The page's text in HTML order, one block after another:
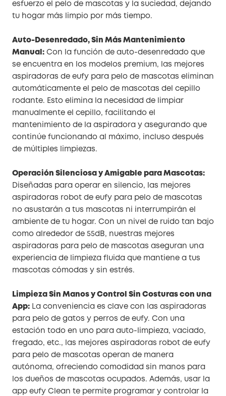
esfuerzo el pelo de mascotas y la suciedad, dejando
tu hogar más limpio por más tiempo.
Auto-Desenredado, Sin Más Mantenimiento
Manual: Con la función de auto-desenredado que
se encuentra en los modelos premium, las mejores
aspiradoras de eufy para pelo de mascotas eliminan
automáticamente el pelo de mascotas del cepillo
rodante. Esto elimina la necesidad de limpiar
manualmente el cepillo, facilitando el
mantenimiento de la aspiradora y asegurando que
continúe funcionando al máximo, incluso después
de múltiples limpiezas.
Operación Silenciosa y Amigable para Mascotas:
Diseñadas para operar en silencio, las mejores
aspiradoras robot de eufy para pelo de mascotas
no asustarán a tus mascotas ni interrumpirán el
ambiente de tu hogar. Con un nivel de ruido tan bajo
como alrededor de 55dB, nuestras mejores
aspiradoras para pelo de mascotas aseguran una
experiencia de limpieza fluida que mantiene a tus
mascotas cómodas y sin estrés.
Limpieza Sin Manos y Control Sin Costuras con una
App: La conveniencia es clave con las aspiradoras
para pelo de gatos y perros de eufy. Con una
estación todo en uno para auto-limpieza, vaciado,
fregado, etc., las mejores aspiradoras robot de eufy
para pelo de mascotas operan de manera
autónoma, ofreciendo comodidad sin manos para
los dueños de mascotas ocupados. Además, usar la
app eufy Clean te permite programar y controlar la